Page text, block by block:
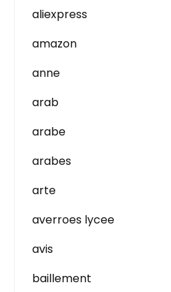
aliexpress
amazon
anne
arab
arabe
arabes
arte
averroes lycee
avis
baillement